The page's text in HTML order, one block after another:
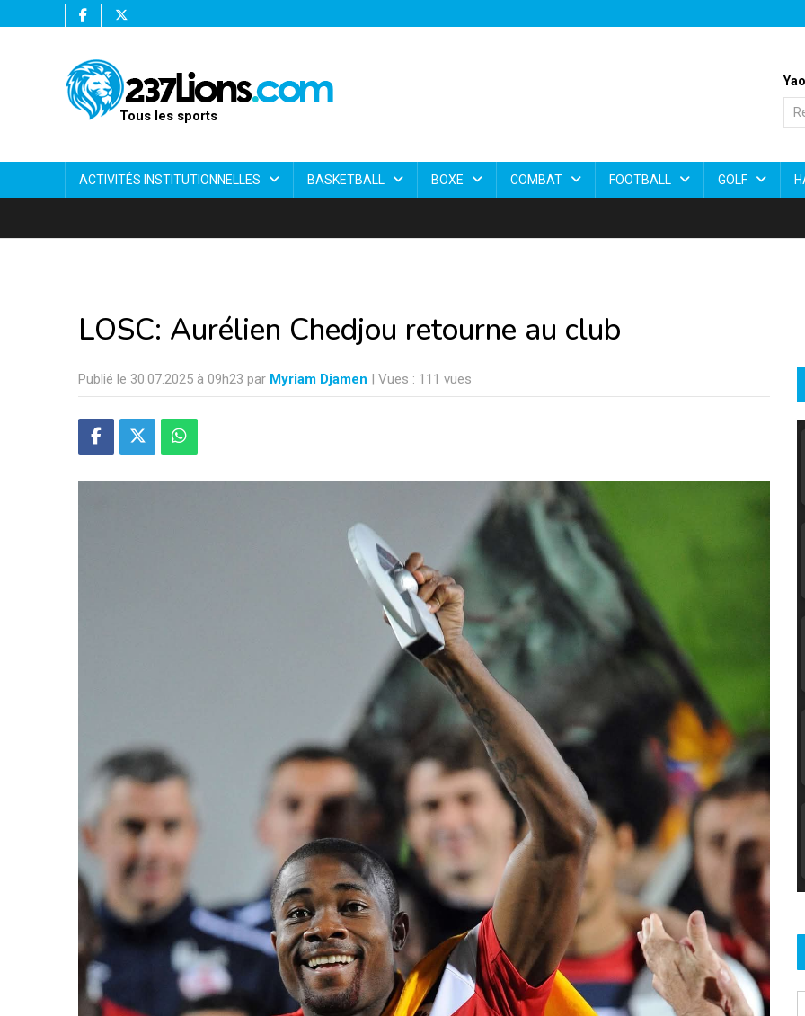
Tous les sports
ACTIVITÉS INSTITUTIONNELLES BASKETBALL BOXE COMBAT FOOTBALL GOLF
LOSC: Aurélien Chedjou retourne au club
Publié le 30.07.2025 à 09h23 par Myriam Djamen | Vues : 111 vues